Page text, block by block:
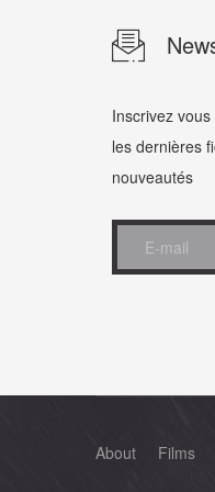
Inscrivez
les dernières
nouveautés
About Films